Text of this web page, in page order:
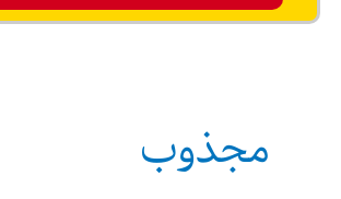
مجذوب